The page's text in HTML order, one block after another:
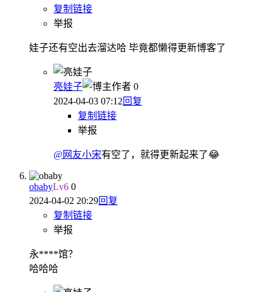
复制链接
举报
娃子还有空出去溜达哈 毕竟都懒得更新博客了
亮娃子 作者 0
2024-04-03 07:12回复
复制链接
举报
@网友小宋有空了，就得更新起来了😂
obabyLv6 0
2024-04-02 20:29回复
复制链接
举报
永****馆？
哈哈哈